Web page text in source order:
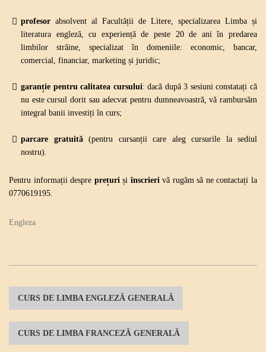
profesor absolvent al Facultății de Litere, specializarea Limba și
literatura engleză, cu experiență de peste 20 de ani în predarea
limbilor străine, specializat în domeniile: economic, bancar,
comercial, financiar, marketing și juridic;
garanție pentru calitatea cursului: dacă după 3 sesiuni constatați că
nu este cursul dorit sau adecvat pentru dumneavoastră, vă rambursăm
integral banii investiți în curs;
parcare gratuită (pentru cursanții care aleg cursurile la sediul
nostru).
Pentru informații despre prețuriși înscrierivă rugăm să ne contactați la
0770619195.
Engleza
o
CURS DE LIMBA ENGLEZĂ GENERALĂ
CURS DE LIMBA FRANCEZĂ GENERALĂ